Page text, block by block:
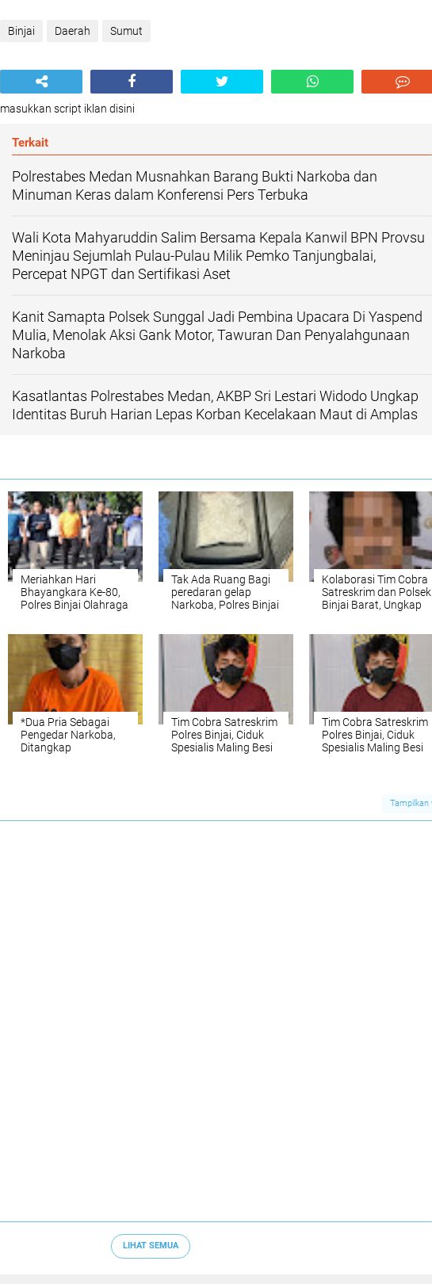
Binjai Daerah Sumut
masukkan script iklan disini
Terkait
Polrestabes Medan Musnahkan Barang Bukti Narkoba dan
Minuman Keras dalam Konferensi Pers Terbuka
Wali Kota Mahyaruddin Salim Bersama Kepala Kanwil BPN Provsu
Meninjau Sejumlah Pulau-Pulau Milik Pemko Tanjungbalai,
Percepat NPGT dan Sertifikasi Aset
Kanit Samapta Polsek Sunggal Jadi Pembina Upacara Di Yaspend
Mulia, Menolak Aksi Gank Motor, Tawuran Dan Penyalahgunaan
Narkoba
Kasatlantas Polrestabes Medan, AKBP Sri Lestari Widodo Ungkap
Identitas Buruh Harian Lepas Korban Kecelakaan Maut di Amplas‎
Meriahkan Hari
Bhayangkara Ke-80,
Polres Binjai Olahraga
Tak Ada Ruang Bagi
peredaran gelap
Narkoba, Polres Binjai
Kolaborasi Tim Cobra
Satreskrim dan Polsek
Binjai Barat, Ungkap
Masyarakat
*Dua Pria Sebagai
Pengedar Narkoba,
Ditangkap
Tim Cobra Satreskrim
Polres Binjai, Ciduk
Spesialis Maling Besi
Tim Cobra Satreskrim
Polres Binjai, Ciduk
Spesialis Maling Besi
Tampilkan
LIHAT SEMUA